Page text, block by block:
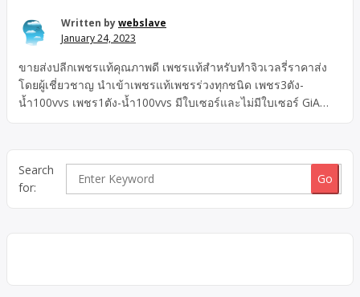
Written bywebslave
January 24, 2023
ขายส่งปลีกเพชรแท้คุณภาพดี เพชรแท้สำหรับทำจิวเวลรี่ราคาส่ง
โดยผู้เชี่ยวชาญ นำเข้าเพชรแท้เพชรร่วงทุกชนิด เพชร3ตัง-
น้ำ100vvs เพชร1ตัง-น้ำ100vvs มีใบเซอร์และไม่มีใบเซอร์ GiA
Search
for: